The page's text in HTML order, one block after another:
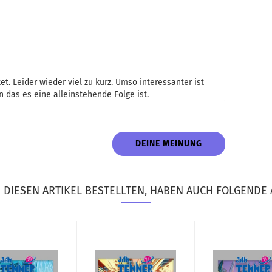
Leider wieder viel zu kurz. Umso interessanter ist
das es eine alleinstehende Folge ist.
DEINE MEINUNG
ARTIKEL BESTELLTEN, HABEN AUCH FOLGENDE